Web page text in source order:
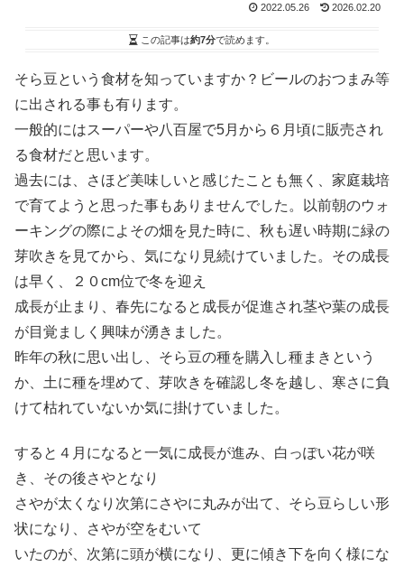
2022.05.26 2026.02.20
この記事は約7分で読めます。
そら豆という食材を知っていますか？ビールのおつまみ等
に出される事も有ります。
一般的にはスーパーや八百屋で5月から６月頃に販売され
る食材だと思います。
過去には、さほど美味しいと感じたことも無く、家庭栽培
で育てようと思った事もありませんでした。以前朝のウォ
ーキングの際によその畑を見た時に、秋も遅い時期に緑の
芽吹きを見てから、気になり見続けていました。その成長
は早く、２０cm位で冬を迎え
成長が止まり、春先になると成長が促進され茎や葉の成長
が目覚ましく興味が湧きました。
昨年の秋に思い出し、そら豆の種を購入し種まきという
か、土に種を埋めて、芽吹きを確認し冬を越し、寒さに負
けて枯れていないか気に掛けていました。
すると４月になると一気に成長が進み、白っぽい花が咲
き、その後さやとなり
さやが太くなり次第にさやに丸みが出て、そら豆らしい形
状になり、さやが空をむいて
いたのが、次第に頭が横になり、更に傾き下を向く様にな